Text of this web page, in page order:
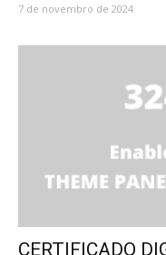
7 de novembro de 2024
CERTIFICADO